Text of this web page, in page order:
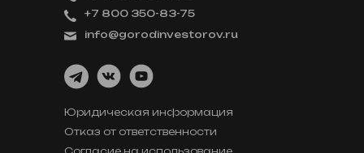
Юридическая информация
Отказ от ответственности
info@gorodinvestorov.ru
+7 800 350-83-75